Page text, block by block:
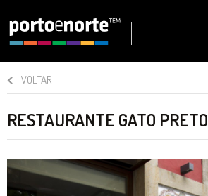
VOLTAR
RESTAURANTE GATO PRETO